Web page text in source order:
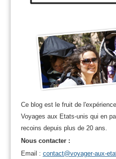
Ce blog est le fruit de
Voyages aux Etats-unis qui en
recoins depuis plus de 20 ans.
Nous contacter :
Email : contact@voyager-aux-